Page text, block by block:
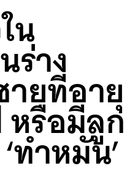
น
าง
ยที่อายุ
หรือมีลูก
ำหมัน’